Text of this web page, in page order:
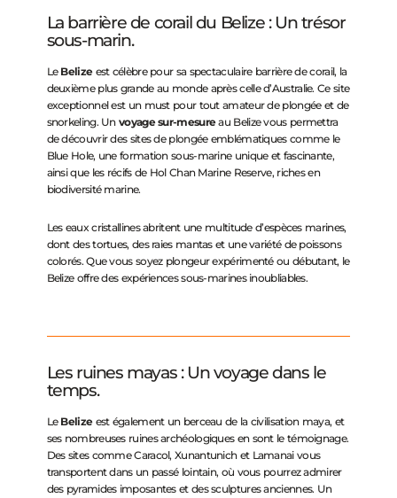
La barrière de corail du Belize : Un trésor
sous-marin.
Le Belizeest célèbre pour sa spectaculaire barrière de corail, la
deuxième plus grande au monde après celle d’Australie. Ce site
exceptionnel est un must pour tout amateur de plongée et de
snorkeling. Unvoyage sur-mesureau Belize vous permettra
de découvrir des sites de plongée emblématiques comme le
Blue Hole, une formation sous-marine unique et fascinante,
ainsi que les récifs de Hol Chan Marine Reserve, riches en
biodiversité marine.
Les eaux cristallines abritent une multitude d’espèces marines,
dont des tortues, des raies mantas et une variété de poissons
colorés. Que vous soyez plongeur expérimenté ou débutant, le
Belize offre des expériences sous-marines inoubliables.
Les ruines mayas : Un voyage dans le
temps.
Le Belizeest également un berceau de la civilisation maya, et
ses nombreuses ruines archéologiques en sont le témoignage.
Des sites comme Caracol, Xunantunich et Lamanai vous
transportent dans un passé lointain, où vous pourrez admirer
des pyramides imposantes et des sculptures anciennes. Un